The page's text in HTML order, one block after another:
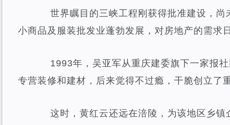
世界瞩目的三峡工程刚获得批准建设，尚
小商品及服装批发业蓬勃发展，对房地产的需求
1993年，吴亚军从重庆建委旗下一家报社
专营装修和建材，后来觉得不过瘾，干脆创立了
这时，黄红云还远在涪陵，为该地区乡镇